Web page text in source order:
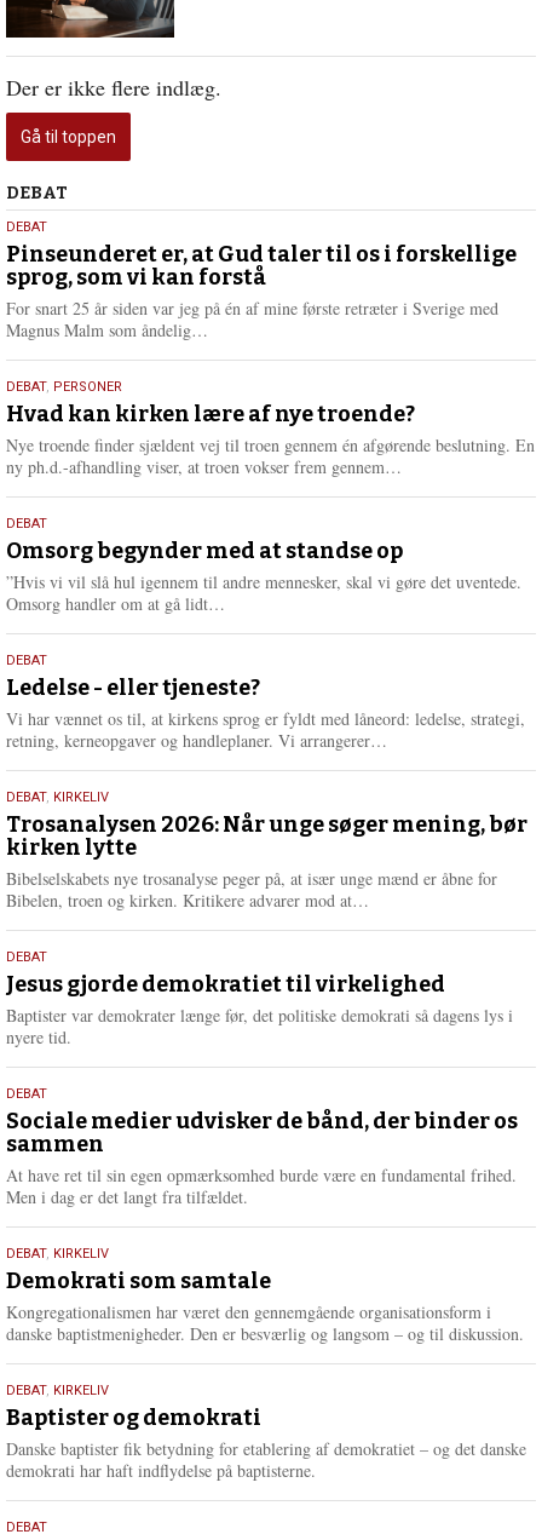
Der er ikke flere indlæg.
Gå til toppen
Debat
DEBAT
5.
august
2026
DEBAT
Pinseunderet er, at Gud taler til os i forskellige
sprog, som vi kan forstå
For snart 25 år siden var jeg på én af mine første retræter i Sverige med
Magnus Malm som åndelig…
e
r
e
25.
juli
2026
DEBAT, PERSONER
Hvad kan kirken lære af nye troende?
Nye troende finder sjældent vej til troen gennem én afgørende beslutning. En
ny ph.d.-afhandling viser, at troen vokser frem gennem…
e
r
e
9.
juli
2026
DEBAT
Omsorg begynder med at standse op
”Hvis vi vil slå hul igennem til andre mennesker, skal vi gøre det uventede.
Omsorg handler om at gå lidt…
e
r
e
10.
juni
2026
DEBAT
Ledelse - eller tjeneste?
Vi har vænnet os til, at kirkens sprog er fyldt med låneord: ledelse, strategi,
retning, kerneopgaver og handleplaner. Vi arrangerer…
e
2.
juni
2026
DEBAT, KIRKELIV
Trosanalysen 2026: Når unge søger mening, bør
kirken lytte
Bibelselskabets nye trosanalyse peger på, at især unge mænd er åbne for
Bibelen, troen og kirken. Kritikere advarer mod at…
e
r
18.
maj
2026
DEBAT
Jesus gjorde demokratiet til virkelighed
Baptister var demokrater længe før, det politiske demokrati så dagens lys i
nyere tid.
18.
maj
2026
DEBAT
Sociale medier udvisker de bånd, der binder os
sammen
At have ret til sin egen opmærksomhed burde være en fundamental frihed.
Men i dag er det langt fra tilfældet.
18.
maj
2026
DEBAT, KIRKELIV
Demokrati som samtale
Kongregationalismen har været den gennemgående organisationsform i
danske baptistmenigheder. Den er besværlig og langsom – og til diskussion.
18.
maj
2026
DEBAT, KIRKELIV
Baptister og demokrati
Danske baptister fik betydning for etablering af demokratiet – og det danske
demokrati har haft indflydelse på baptisterne.
18.
DEBAT